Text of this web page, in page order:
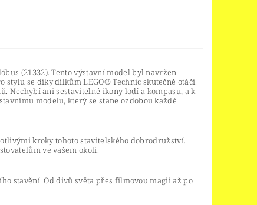
(21332). Tento výstavní model byl navržen
se díky dílkům LEGO® Technic skutečně otáčí.
Nechybí ani sestavitelné ikony lodí a kompasu, a k
modelu, který se stane ozdobou každé
kroky tohoto stavitelského dobrodružství.
ve vašem okolí.
stavění. Od divů světa přes filmovou magii až po